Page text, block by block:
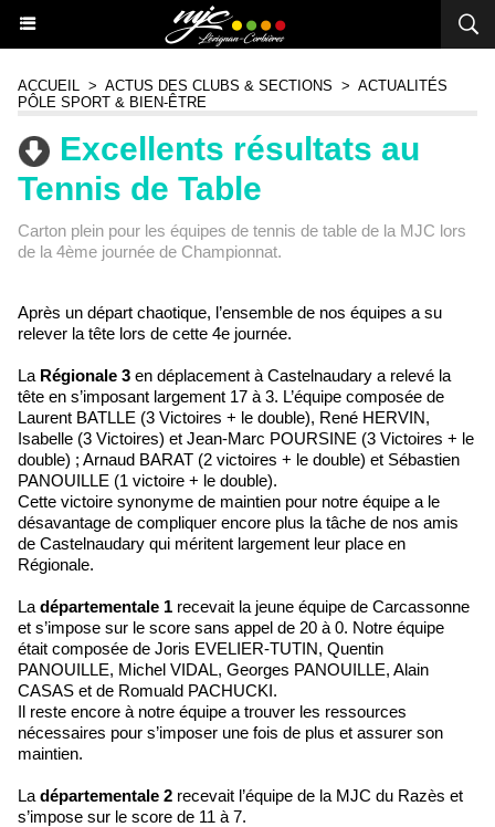
ACCUEIL > ACTUS DES CLUBS & SECTIONS > ACTUALITÉS
PÔLE SPORT & BIEN-ÊTRE
Excellents résultats au
Tennis de Table
Carton plein pour les équipes de tennis de table de la MJC lors
de la 4ème journée de Championnat.
Après un départ chaotique, l’ensemble de nos équipes a su
relever la tête lors de cette 4e journée.
La Régionale 3 en déplacement à Castelnaudary a relevé la
tête en s’imposant largement 17 à 3. L’équipe composée de
Laurent BATLLE (3 Victoires + le double), René HERVIN,
Isabelle (3 Victoires) et Jean-Marc POURSINE (3 Victoires + le
double) ; Arnaud BARAT (2 victoires + le double) et Sébastien
PANOUILLE (1 victoire + le double).
Cette victoire synonyme de maintien pour notre équipe a le
désavantage de compliquer encore plus la tâche de nos amis
de Castelnaudary qui méritent largement leur place en
Régionale.
La départementale 1 recevait la jeune équipe de Carcassonne
et s’impose sur le score sans appel de 20 à 0. Notre équipe
était composée de Joris EVELIER-TUTIN, Quentin
PANOUILLE, Michel VIDAL, Georges PANOUILLE, Alain
CASAS et de Romuald PACHUCKI.
Il reste encore à notre équipe a trouver les ressources
nécessaires pour s’imposer une fois de plus et assurer son
maintien.
La départementale 2 recevait l’équipe de la MJC du Razès et
s’impose sur le score de 11 à 7.